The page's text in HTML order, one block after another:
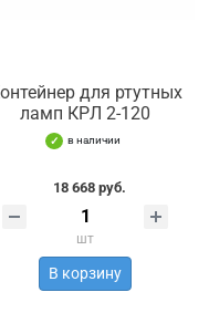
для ртутных
ламп КРЛ 2-120
в наличии
18 668 руб.
шт
В корзину